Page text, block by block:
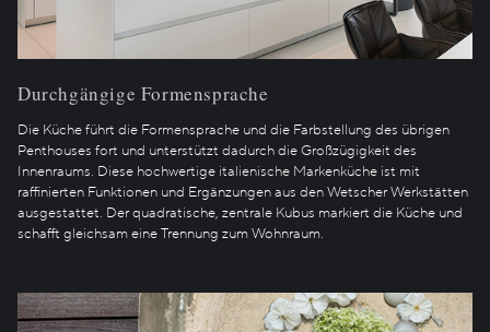
Durchgängige Formensprache
Die Küche führt die Formensprache und die Farbstellung des übrigen
Penthouses fort und unterstützt dadurch die Großzügigkeit des
Innenraums. Diese hochwertige italienische Markenküche ist mit
raffinierten Funktionen und Ergänzungen aus den Wetscher Werkstätten
ausgestattet. Der quadratische, zentrale Kubus markiert die Küche und
schafft gleichsam eine Trennung zum Wohnraum.